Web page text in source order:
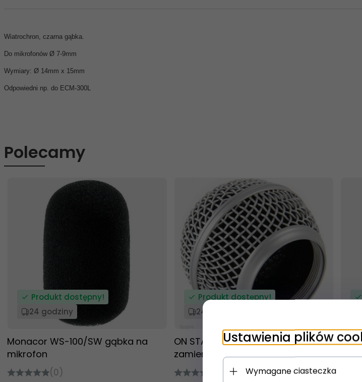
Wiatrochron, czarna gąbka.
Do mikrofonów Ø 7-9mm
Wymiary: Ø 14mm x 15mm
Odpowiedni np. do ECM-300L
Polecamy
Produkt dostępny!
24 godziny
Monacor WS-100/SW gąbka na
mikrofon
(0)
Produkt dostępny!
24 godziny
ON STAGE SP58 grill do Shure SM58
zamiennik
(0)
IGO
Ustawienia plików
Wymagane ciasteczka